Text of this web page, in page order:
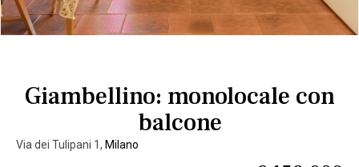
Giambellino: monolocale con
balcone
Via dei Tulipani 1, Milano